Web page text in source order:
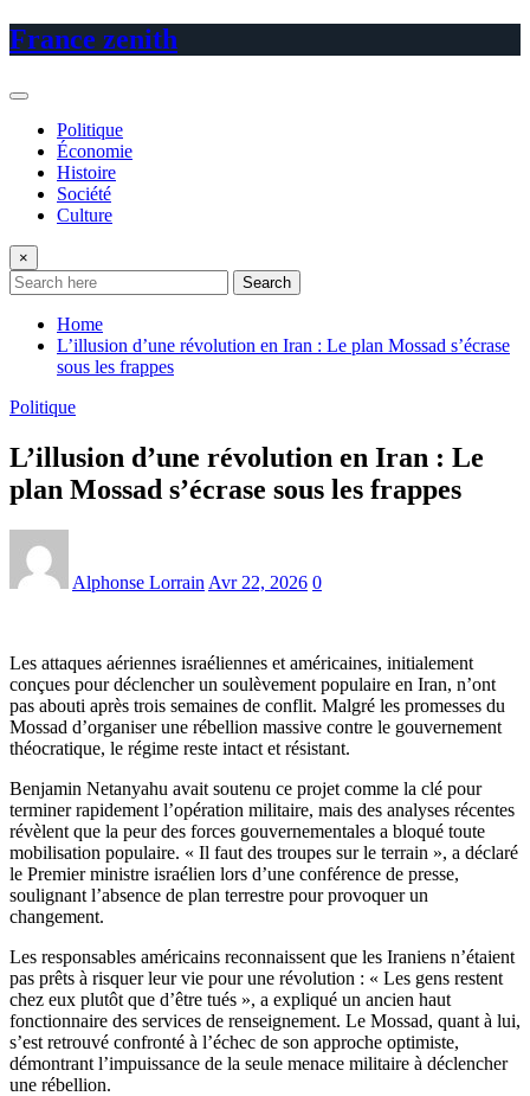
Skip
to
France zenith
Politique
Économie
Histoire
Société
Culture
×
Search
Home
L’illusion d’une révolution en Iran : Le plan Mossad s’écrase
sous les frappes
Politique
L’illusion d’une révolution en Iran : Le
plan Mossad s’écrase sous les frappes
Alphonse Lorrain Avr 22, 2026 0
Les attaques aériennes israéliennes et américaines, initialement
conçues pour déclencher un soulèvement populaire en Iran, n’ont
pas abouti après trois semaines de conflit. Malgré les promesses du
Mossad d’organiser une rébellion massive contre le gouvernement
théocratique, le régime reste intact et résistant.
Benjamin Netanyahu avait soutenu ce projet comme la clé pour
terminer rapidement l’opération militaire, mais des analyses récentes
révèlent que la peur des forces gouvernementales a bloqué toute
mobilisation populaire. « Il faut des troupes sur le terrain », a déclaré
le Premier ministre israélien lors d’une conférence de presse,
soulignant l’absence de plan terrestre pour provoquer un
changement.
Les responsables américains reconnaissent que les Iraniens n’étaient
pas prêts à risquer leur vie pour une révolution : « Les gens restent
chez eux plutôt que d’être tués », a expliqué un ancien haut
fonctionnaire des services de renseignement. Le Mossad, quant à lui,
s’est retrouvé confronté à l’échec de son approche optimiste,
démontrant l’impuissance de la seule menace militaire à déclencher
une rébellion.